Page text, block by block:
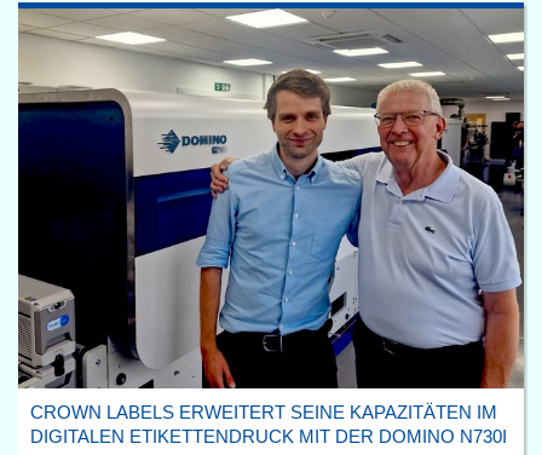
CROWN LABELS ERWEITERT SEINE KAPAZITÄTEN IM
DIGITALEN ETIKETTENDRUCK MIT DER DOMINO N730I